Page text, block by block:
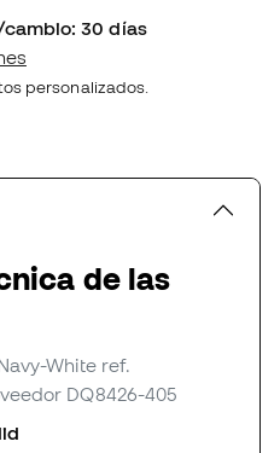
30 días
personalizados.
de las
White ref.
DQ8426-405